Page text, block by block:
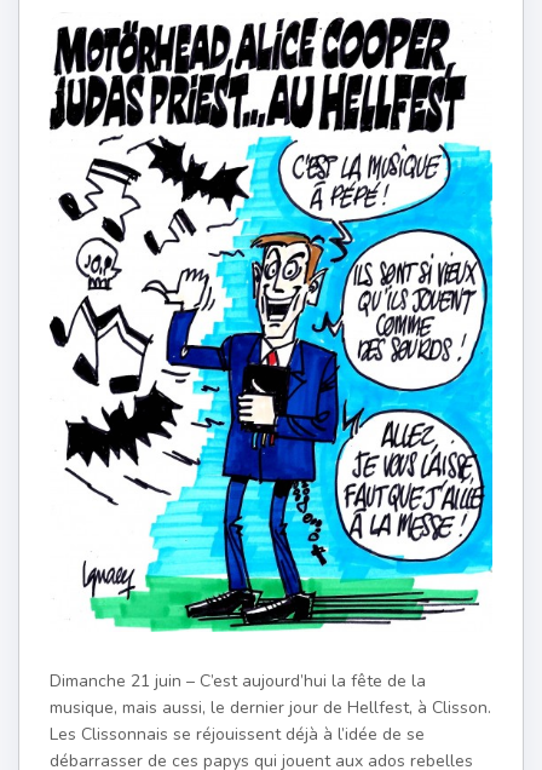
Dimanche 21 juin – C’est aujourd’hui la fête de la
musique, mais aussi, le dernier jour de Hellfest, à Clisson.
Les Clissonnais se réjouissent déjà à l’idée de se
débarrasser de ces papys qui jouent aux ados rebelles